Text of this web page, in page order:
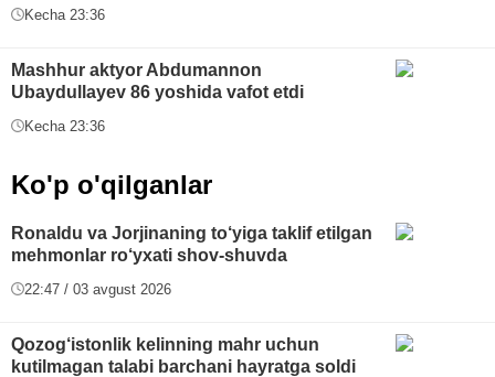
Kecha 23:36
Mashhur aktyor Abdumannon
Ubaydullayev 86 yoshida vafot etdi
Kecha 23:36
Ko'p o'qilganlar
Ronaldu va Jorjinaning to‘yiga taklif etilgan
mehmonlar ro‘yxati shov-shuvda
22:47 / 03 avgust 2026
Qozog‘istonlik kelinning mahr uchun
kutilmagan talabi barchani hayratga soldi